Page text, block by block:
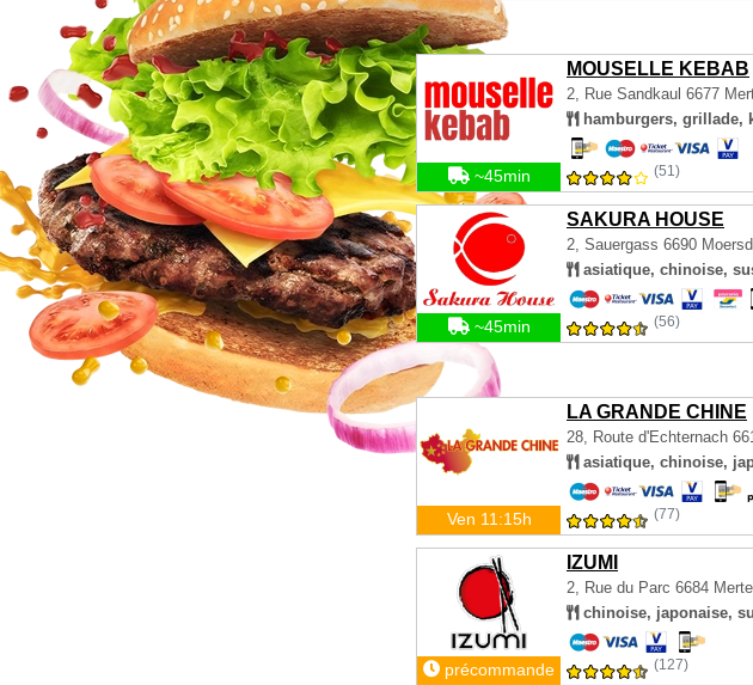
MOUSELLE KEBAB
2, Rue Sandkaul 6677
hamburgers, grillade,
~45min (51)
SAKURA HOUSE
2, Sauergass 6690
asiatique, chinoise,
~45min (56)
LA GRANDE CHINE
28, Route d'Echternach
asiatique, chinoise,
Ven 11:15h (77)
IZUMI
2, Rue du Parc 6684
chinoise, japonaise,
précommande (127)